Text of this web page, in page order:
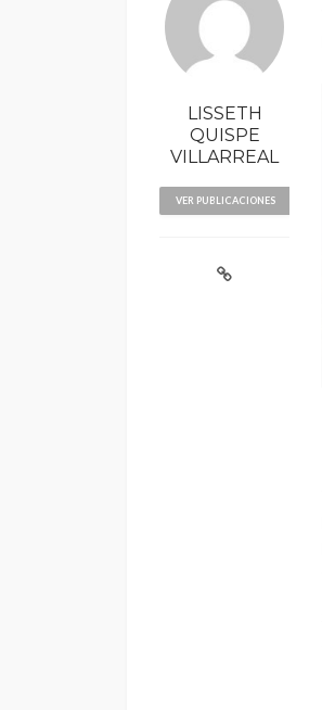
LISSETH
QUISPE
VILLARREAL
VER PUBLICACIONES